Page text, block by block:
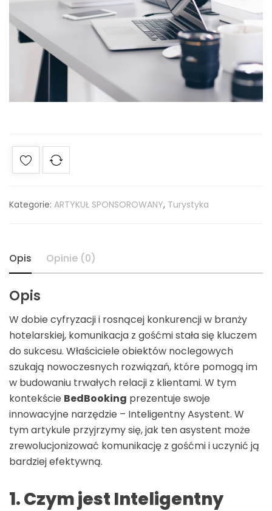
Kategorie: ARTYKUŁ SPONSOROWANY, Turystyka
Opis Opinie (0)
Opis
W dobie cyfryzacji i rosnącej konkurencji w branży
hotelarskiej, komunikacja z gośćmi stała się kluczem
do sukcesu. Właściciele obiektów noclegowych
szukają nowoczesnych rozwiązań, które pomogą im
w budowaniu trwałych relacji z klientami. W tym
kontekście BedBooking prezentuje swoje
innowacyjne narzędzie – Inteligentny Asystent. W
tym artykule przyjrzymy się, jak ten asystent może
zrewolucjonizować komunikację z gośćmi i uczynić ją
bardziej efektywną.
1. Czym jest Inteligentny